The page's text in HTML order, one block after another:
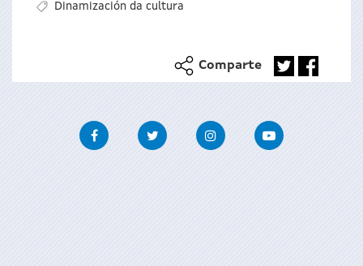
Dinamización da cultura
Comparte
FacebookTwitter InstagramYoutube